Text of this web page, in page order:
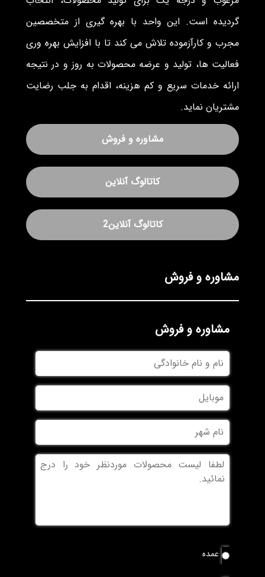
گردیده است. این واحد با بهره گیری از متخصصین
مجرب و کارآزموده تلاش می کند تا با افزایش بهره وری
فعالیت ها، تولید و عرضه محصولات به روز و در نتیجه
ارائه خدمات سریع و کم هزینه، اقدام به جلب رضایت
مشتریان نماید.
مشاوره و فروش
کاتالوگ آنلاین
کاتالوگ آنلاین2
مشاوره و فروش
مشاوره و فروش
نام
و
نام
خانوادگی
موبایل
نام
شهر
بدون
عنوان
نوع
سفارش
عمده